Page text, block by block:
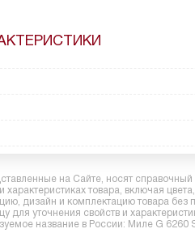
на Сайте, носят справочный
товара, включая
дизайн и комплектацию товара
для уточнения свойств и
название в России: Миле G 6260